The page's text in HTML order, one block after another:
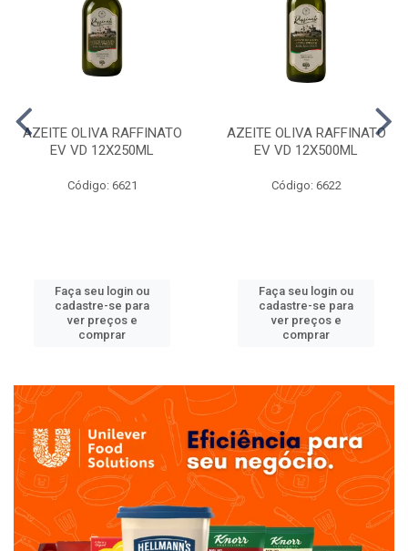
AZEITE OLIVA RAFFINATO
EV VD 12X250ML
Código: 6621
Faça seu login ou
cadastre-se para
ver preços e
comprar
AZEITE OLIVA RAFFINATO
EV VD 12X500ML
Código: 6622
Faça seu login ou
cadastre-se para
ver preços e
comprar